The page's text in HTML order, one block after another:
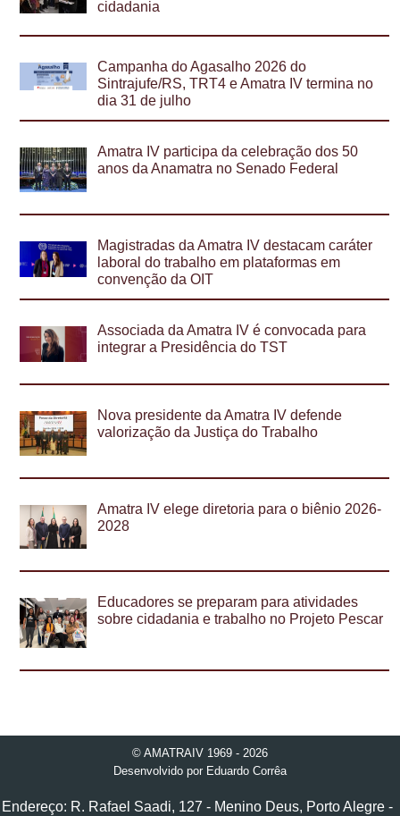
cidadania
Campanha do Agasalho 2026 do
Sintrajufe/RS, TRT4 e Amatra IV termina no
dia 31 de julho
Amatra IV participa da celebração dos 50
anos da Anamatra no Senado Federal
Magistradas da Amatra IV destacam caráter
laboral do trabalho em plataformas em
convenção da OIT
Associada da Amatra IV é convocada para
integrar a Presidência do TST
Nova presidente da Amatra IV defende
valorização da Justiça do Trabalho
Amatra IV elege diretoria para o biênio 2026-
2028
Educadores se preparam para atividades
sobre cidadania e trabalho no Projeto Pescar
© AMATRAIV 1969 - 2026
Desenvolvido por Eduardo Corrêa
Endereço: R. Rafael Saadi, 127 - Menino Deus, Porto Alegre -